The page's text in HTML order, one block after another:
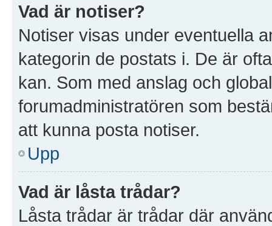
Vad är notiser?
Notiser visas under eventuella
kategorin de postats i. De är
kan. Som med anslag och
forumadministratören som
att kunna posta notiser.
Upp
Vad är låsta trådar?
Låsta trådar är trådar där